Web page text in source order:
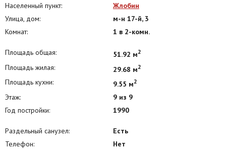
Населенный пункт:
Жлобин
Улица, дом:
м-н 17-й, 3
Комнат:
1 в 2-комн.
Площадь общая: 51.92 м2
Площадь жилая: 29.68 м2
Площадь кухни: 9.55 м2
Этаж:
9 из 9
Год постройки:
1990
Раздельный санузел:
Есть
Телефон:
Нет